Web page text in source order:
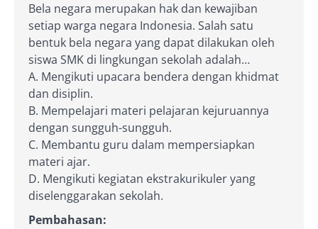
Bela negara merupakan hak dan kewajiban
setiap warga negara Indonesia. Salah satu
bentuk bela negara yang dapat dilakukan oleh
siswa SMK di lingkungan sekolah adalah…
A. Mengikuti upacara bendera dengan khidmat
dan disiplin.
B. Mempelajari materi pelajaran kejuruannya
dengan sungguh-sungguh.
C. Membantu guru dalam mempersiapkan
materi ajar.
D. Mengikuti kegiatan ekstrakurikuler yang
diselenggarakan sekolah.
Pembahasan: